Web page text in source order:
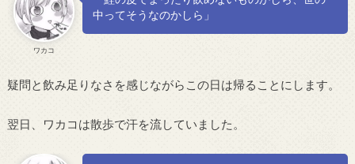
ワカコ
中ってそうなのかしら」
疑問と飲み足りなさを感じながらこの日は帰ることにします。
翌日、ワカコは散歩で汗を流していました。